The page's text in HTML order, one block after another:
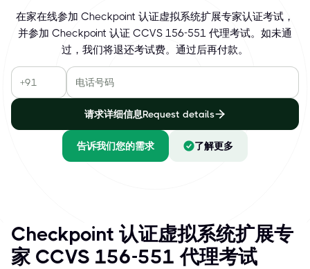
在家在线参加 Checkpoint 认证虚拟系统扩展专家认证考试，
并参加 Checkpoint 认证 CCVS 156-551 代理考试。如未通
过，我们将退还考试费。通过后再付款。
请求详细信息Request details
告诉我们您的需求 了解更多
Checkpoint 认证虚拟系统扩展专
家 CCVS 156-551 代理考试